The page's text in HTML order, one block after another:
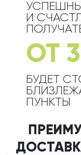
И
ОТ
БУДЕТ
ПУНКТЫ